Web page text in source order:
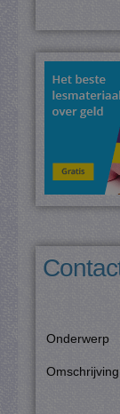
Onderwerp
Omschrijving